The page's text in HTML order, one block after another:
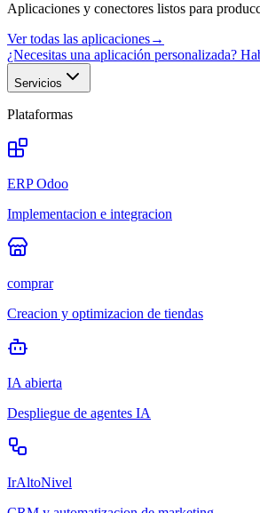
Aplicaciones y conectores listos para
Ver todas las aplicaciones→
¿Necesitas una aplicación personalizada?
Servicios
Plataformas
ERP Odoo
Implementacion e integracion
comprar
Creacion y optimizacion de tiendas
IA abierta
Despliegue de agentes IA
IrAltoNivel